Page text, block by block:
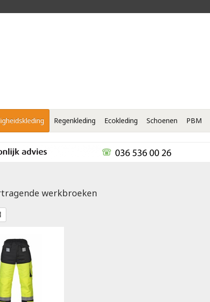
Regenkleding Ecokleding Schoenen PBM
werkbroeken